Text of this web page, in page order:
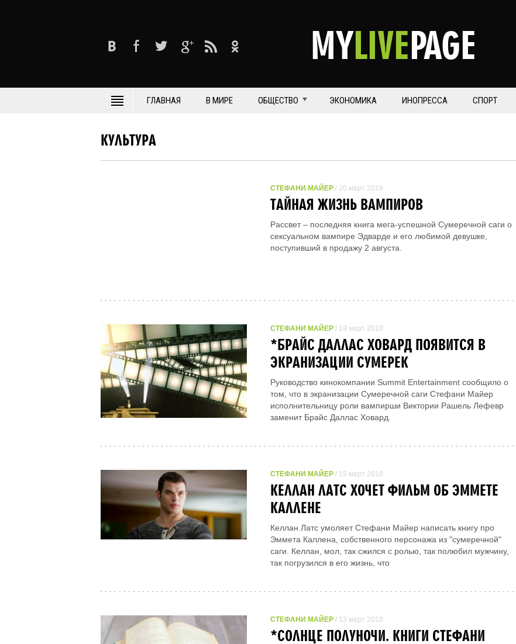
MYLIVEPAGE
ГЛАВНАЯ В МИРЕ ОБЩЕСТВО ЭКОНОМИКА ИНОПРЕССА СПОРТ
КУЛЬТУРА
СТЕФАНИ МАЙЕР / 20 март 2018
ТАЙНАЯ ЖИЗНЬ ВАМПИРОВ
Рассвет – последняя книга мега-успешной Сумеречной саги о
сексуальном вампире Эдварде и его любимой девушке,
поступивший в продажу 2 августа.
СТЕФАНИ МАЙЕР / 19 март 2018
*БРАЙС ДАЛЛАС ХОВАРД ПОЯВИТСЯ В
ЭКРАНИЗАЦИИ СУМЕРЕК
Руководство кинокомпании Summit Entertainment сообщило о
том, что в экранизации Сумеречной саги Стефани Майер
исполнительницу роли вампирши Виктории Рашель Лефевр
заменит Брайс Даллас Ховард.
СТЕФАНИ МАЙЕР / 15 март 2018
КЕЛЛАН ЛАТС ХОЧЕТ ФИЛЬМ ОБ ЭММЕТЕ
КАЛЛЕНЕ
Келлан Латс умоляет Стефани Майер написать книгу про
Эммета Каллена, собственного персонажа из "сумеречной"
саги. Келлан, мол, так сжился с ролью, так полюбил мужчину,
так погрузился в его жизнь, что
СТЕФАНИ МАЙЕР / 13 март 2018
*СОЛНЦЕ ПОЛУНОЧИ. КНИГИ СТЕФАНИ